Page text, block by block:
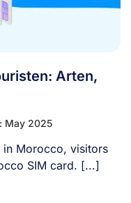
Arten,
May 2025
in Morocco, visitors
SIM card. [...]